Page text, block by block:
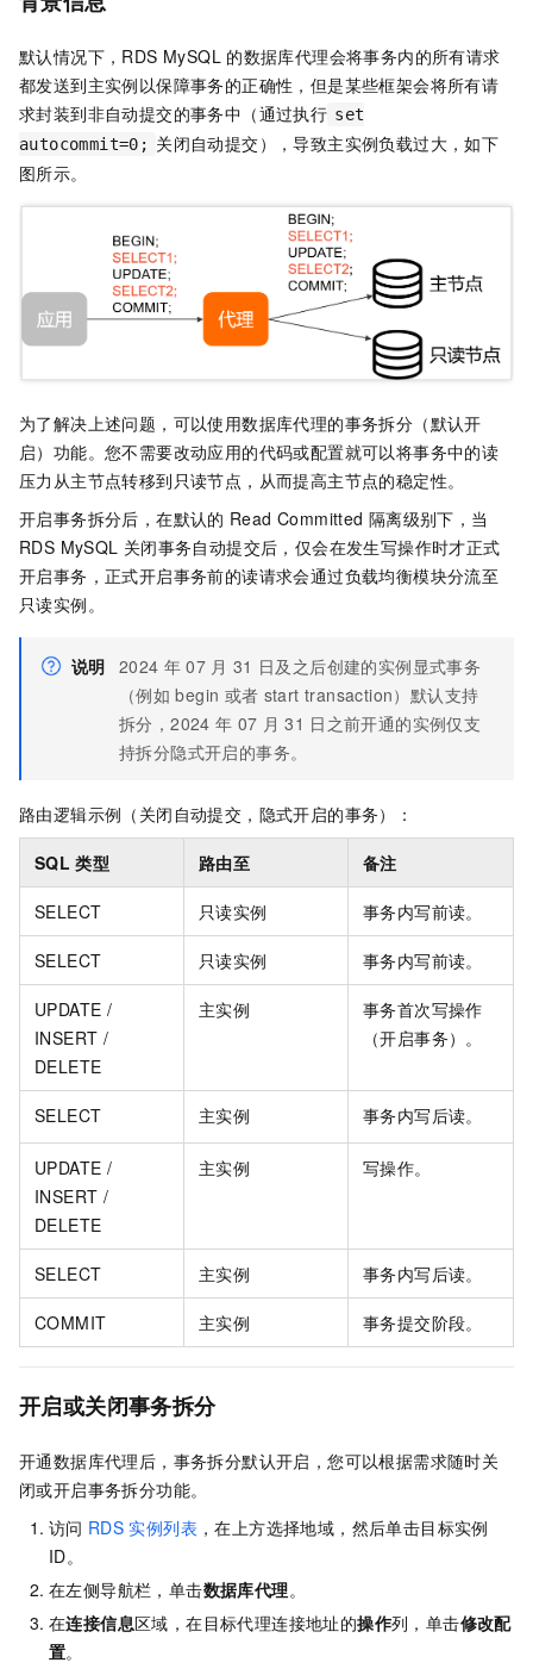
默认情况下，RDS MySQL 的数据库代理会将事务内的所有请求
都发送到主实例以保障事务的正确性，但是某些框架会将所有请
求封装到非自动提交的事务中（通过执行 set
autocommit=0; 关闭自动提交），导致主实例负载过大，如下
图所示。
为了解决上述问题，可以使用数据库代理的事务拆分（默认开
启）功能。您不需要改动应用的代码或配置就可以将事务中的读
压力从主节点转移到只读节点，从而提高主节点的稳定性。
开启事务拆分后，在默认的 Read Committed 隔离级别下，当
RDS MySQL 关闭事务自动提交后，仅会在发生写操作时才正式
开启事务，正式开启事务前的读请求会通过负载均衡模块分流至
只读实例。
说明 2024 年 07 月 31 日及之后创建的实例显式事务
（例如 begin 或者 start transaction）默认支持
拆分，2024 年 07 月 31 日之前开通的实例仅支
持拆分隐式开启的事务。
路由逻辑示例（关闭自动提交，隐式开启的事务）：
SQL 类型 路由至 备注
SELECT 只读实例 事务内写前读。
SELECT 只读实例 事务内写前读。
UPDATE /
INSERT /
DELETE
主实例
事务首次写操作
（开启事务）。
SELECT 主实例 事务内写后读。
UPDATE /
INSERT /
DELETE
主实例 写操作。
SELECT 主实例 事务内写后读。
COMMIT 主实例 事务提交阶段。
开启或关闭事务拆分
开通数据库代理后，事务拆分默认开启，您可以根据需求随时关
闭或开启事务拆分功能。
访问 RDS 实例列表 ，在上方选择地域，然后单击目标实例
ID。
在左侧导航栏，单击数据库代理。
在连接信息区域，在目标代理连接地址的操作列，单击修改配
置。